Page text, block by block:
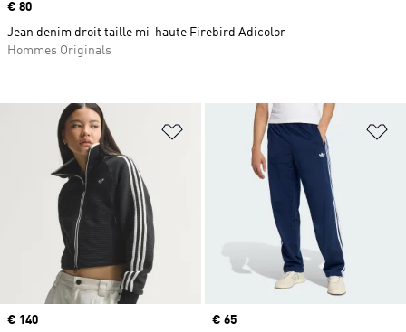
Ajouter à la Liste de produits
Prix
€ 140
Prix
€ 65
Prix
€ 80
Jean denim droit taille mi-haute Firebird Adicolor
Hommes Originals